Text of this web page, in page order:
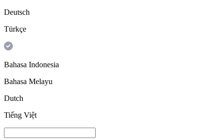
Deutsch
Türkçe
Bahasa Indonesia
Bahasa Melayu
Dutch
Tiếng Việt